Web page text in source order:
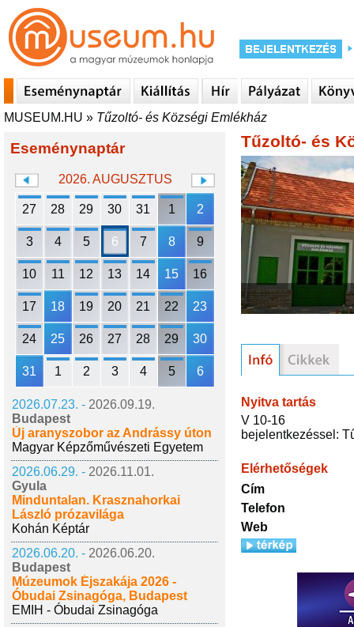
MUSEUM.HU » Tűzoltó- és Községi Emlékház
Eseménynaptár
2026. AUGUSZTUS
27 28 29 30 31 1 2
3 4 5 6 7 8 9
10 11 12 13 14 15 16
17 18 19 20 21 22 23
24 25 26 27 28 29 30
31 1 2 3 4 5 6
2026.07.23. - 2026.09.19.
Budapest
Új aranyszobor az Andrássy úton
Magyar Képzőművészeti Egyetem
2026.06.29. - 2026.11.01.
Gyula
Minduntalan. Krasznahorkai
László prózavilága
Kohán Képtár
2026.06.20. - 2026.06.20.
Budapest
Múzeumok Éjszakája 2026 -
Óbudai Zsinagóga, Budapest
EMIH - Óbudai Zsinagóga
Tűzoltó- és
Nyitva tartás
V 10-16
bejelentkezéssel:
Elérhetőségek
Cím
Telefon
Web